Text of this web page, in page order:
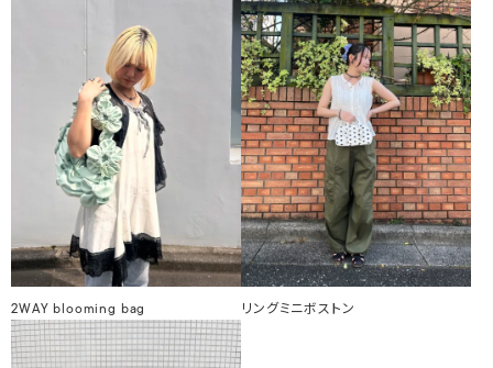
2WAY blooming bag リングミニボストン